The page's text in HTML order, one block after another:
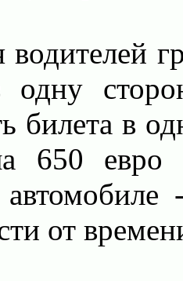
водителей
одну
билета в
650
от